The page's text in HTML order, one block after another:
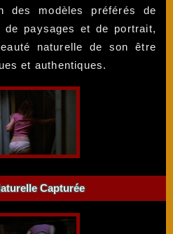
des modèles préférés de
de paysages et de portrait,
naturelle de son être
et authentiques.
Capturée